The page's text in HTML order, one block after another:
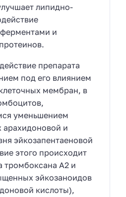
липидно-
и
препарата
под его влиянием
мембран, в
уменьшением
арахидоновой и
эйкозапентаеновой
этого происходит
тромбоксана A2 и
эйкозаноидов
кислоты),